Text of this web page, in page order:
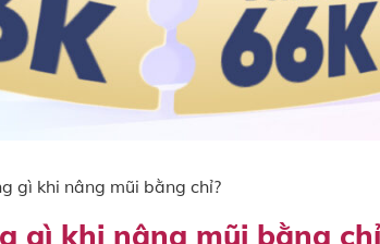
gì khi nâng mũi bằng chỉ?
gì khi nâng mũi bằng